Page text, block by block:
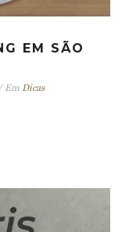
EM SÃO
Em Dicas